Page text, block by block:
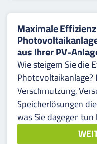
Maximale
aus Ihrer PV-
Wie steigern Sie die
Photovoltaikanlage?
Verschmutzung,
Speicherlösungen
was Sie dagegen